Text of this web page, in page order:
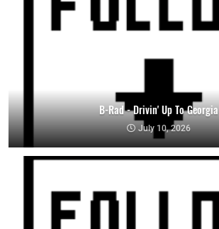
B-Rad - Drivin' Up To Georgia
July 10, 2026